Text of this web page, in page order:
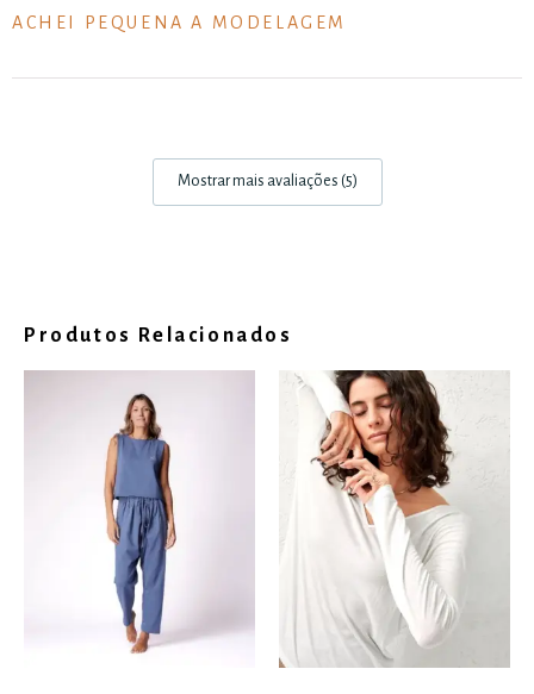
ACHEI PEQUENA A MODELAGEM
Mostrar mais avaliações (5)
Produtos Relacionados